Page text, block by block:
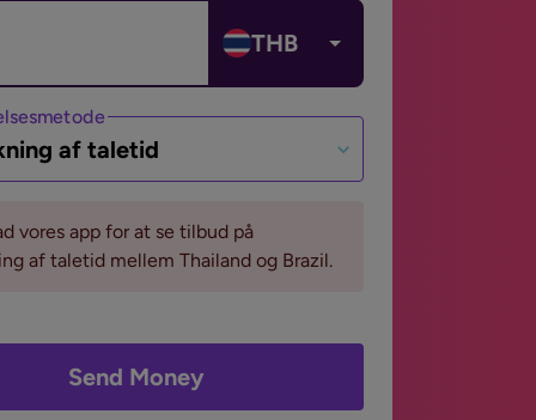
THB
af taletid
vores app for at se tilbud på
af taletid mellem Thailand og Brazil.
Send Money